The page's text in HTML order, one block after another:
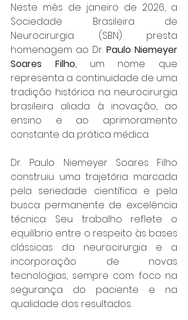
Neste mês de janeiro de 2026, a
Sociedade Brasileira de
Neurocirurgia (SBN) presta
homenagem ao Dr. Paulo Niemeyer
Soares Filho, um nome que
representa a continuidade de uma
tradição histórica na neurocirurgia
brasileira aliada à inovação, ao
ensino e ao aprimoramento
constante da prática médica.
Dr. Paulo Niemeyer Soares Filho
construiu uma trajetória marcada
pela seriedade científica e pela
busca permanente de excelência
técnica. Seu trabalho reflete o
equilíbrio entre o respeito às bases
clássicas da neurocirurgia e a
incorporação de novas
tecnologias, sempre com foco na
segurança do paciente e na
qualidade dos resultados.